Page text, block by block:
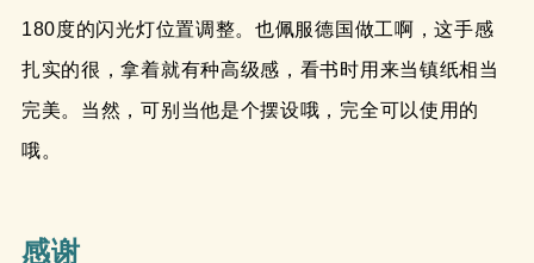
180度的闪光灯位置调整。也佩服德国做工啊，这手感
扎实的很，拿着就有种高级感，看书时用来当镇纸相当
完美。当然，可别当他是个摆设哦，完全可以使用的
哦。
感谢